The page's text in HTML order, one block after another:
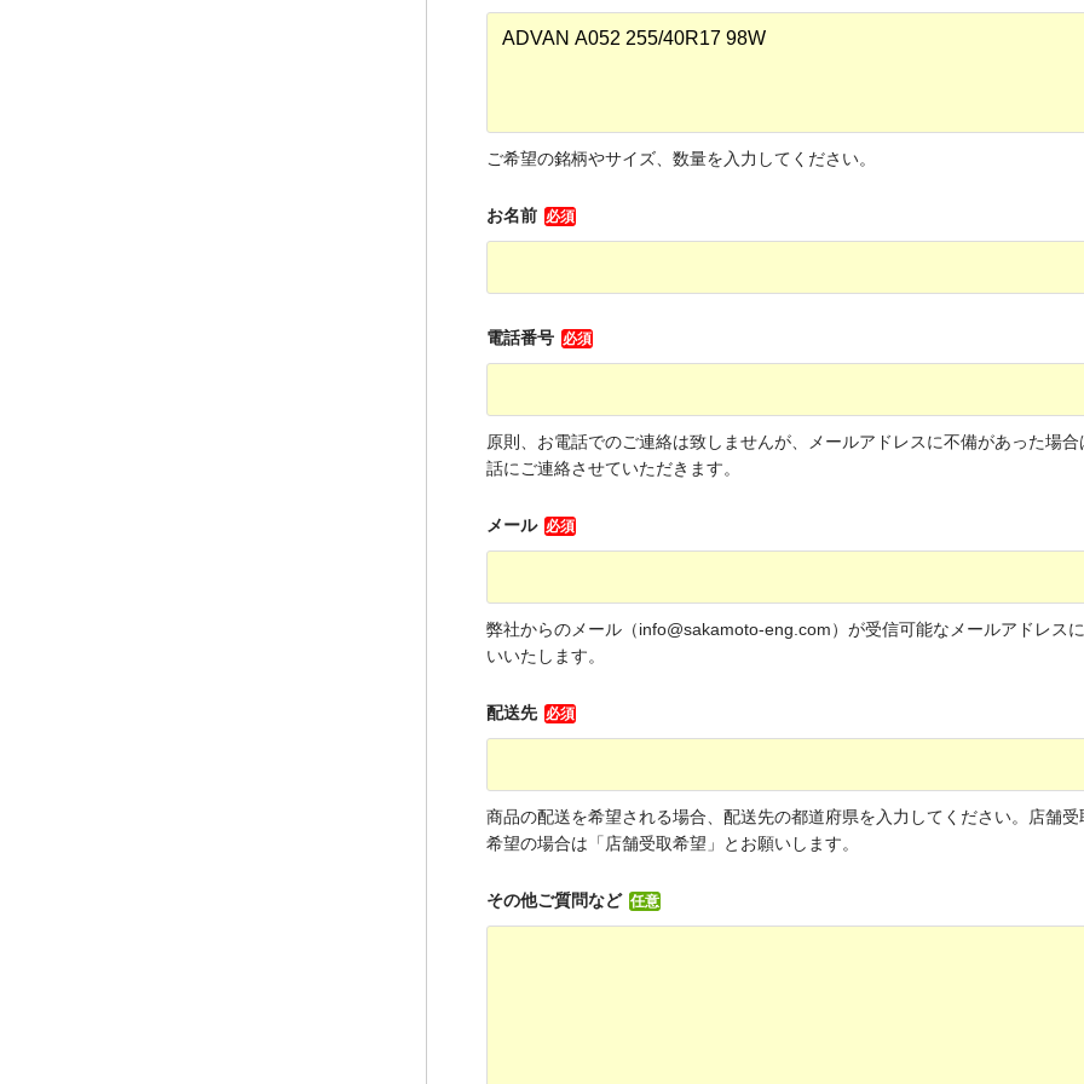
ご希望の銘柄やサイズ、数量を入力してください。
お名前 必須
電話番号 必須
原則、お電話でのご連絡は致しませんが、メールアドレスに不備があった場合
話にご連絡させていただきます。
メール 必須
弊社からのメール（info@sakamoto-eng.com）が受信可能なメールアドレス
いいたします。
配送先 必須
商品の配送を希望される場合、配送先の都道府県を入力してください。店舗受
希望の場合は「店舗受取希望」とお願いします。
その他ご質問など 任意